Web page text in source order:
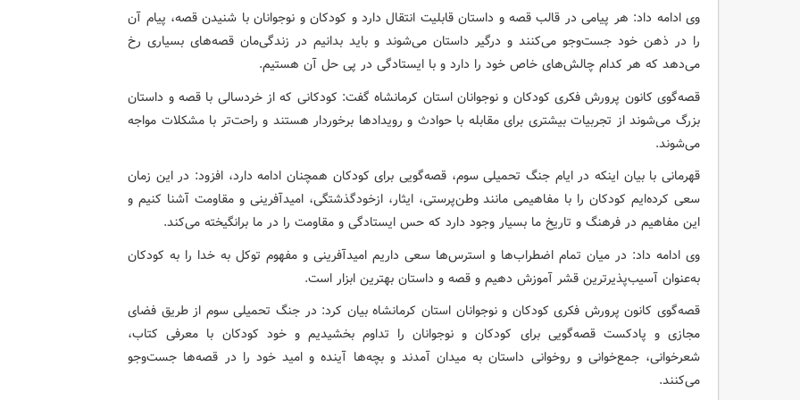
وی ادامه داد: هر پیامی در قالب قصه و داستان قابلیت انتقال دارد و کودکان و نوجوانان با شنیدن قصه، پیام آن
را در ذهن خود جست‌وجو می‌کنند و درگیر داستان می‌شوند و باید بدانیم در زندگی‌مان قصه‌های بسیاری رخ
می‌دهد که هر کدام چالش‌های خاص خود را دارد و با ایستادگی در پی حل آن هستیم.
قصه‌گوی کانون پرورش فکری کودکان و نوجوانان استان کرمانشاه گفت: کودکانی که از خردسالی با قصه و داستان
بزرگ می‌شوند از تجربیات بیشتری برای مقابله با حوادث و رویدادها برخوردار هستند و راحت‌تر با مشکلات مواجه
می‌شوند.
قهرمانی با بیان اینکه در ایام جنگ تحمیلی سوم، قصه‌گویی برای کودکان همچنان ادامه دارد، افزود: در این زمان
سعی کرده‌ایم کودکان را با مفاهیمی مانند وطن‌پرستی، ایثار، ازخودگذشتگی، امیدآفرینی و مقاومت آشنا کنیم و
این مفاهیم در فرهنگ و تاریخ ما بسیار وجود دارد که حس ایستادگی و مقاومت را در ما برانگیخته می‌کند.
وی ادامه داد: در میان تمام اضطراب‌ها و استرس‌ها سعی داریم امیدآفرینی و مفهوم توکل به خدا را به کودکان
به‌عنوان آسیب‌پذیرترین قشر آموزش دهیم و قصه و داستان بهترین ابزار است.
قصه‌گوی کانون پرورش فکری کودکان و نوجوانان استان کرمانشاه بیان کرد: در جنگ تحمیلی سوم از طریق فضای
مجازی و پادکست قصه‌گویی برای کودکان و نوجوانان را تداوم بخشیدیم و خود کودکان با معرفی کتاب،
شعرخوانی، جمع‌خوانی و روخوانی داستان به میدان آمدند و بچه‌ها آینده و امید خود را در قصه‌ها جست‌وجو
می‌کنند.